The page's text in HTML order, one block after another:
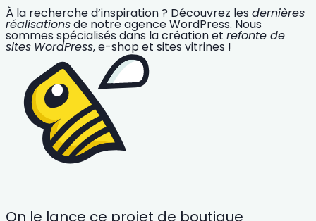
À la recherched’inspiration? Découvrez les dernières
réalisationsde notre agence WordPress. Nous
sommes spécialisés dans la création et refonte de
sites WordPress, e-shop et sites vitrines !